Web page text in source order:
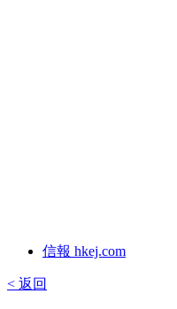
信報 hkej.com
< 返回